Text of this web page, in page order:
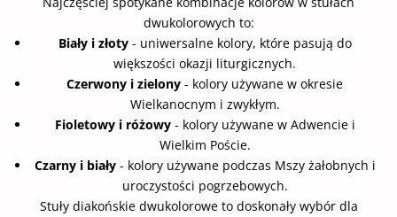
dwukolorowych to:
Biały i złoty- uniwersalne kolory, które pasują do
większości okazji liturgicznych.
Czerwony i zielony - kolory używane w okresie
Wielkanocnym i zwykłym.
Fioletowy i różowy- kolory używane w Adwencie i
Wielkim Poście.
Czarny i biały- kolory używane podczas Mszy żałobnych i
uroczystości pogrzebowych.
Stuły diakońskie dwukolorowe to doskonały wybór dla